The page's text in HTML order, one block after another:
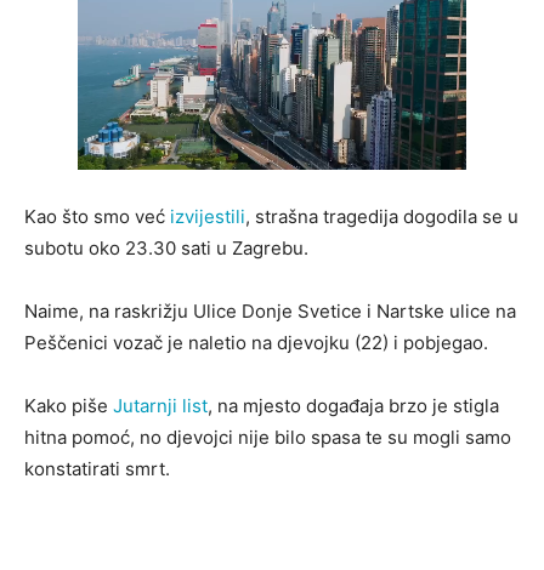
Kao što smo već izvijestili, strašna tragedija dogodila se u
subotu oko 23.30 sati u Zagrebu.
Naime, na raskrižju Ulice Donje Svetice i Nartske ulice na
Peščenici vozač je naletio na djevojku (22) i pobjegao.
Kako piše Jutarnji list, na mjesto događaja brzo je stigla
hitna pomoć, no djevojci nije bilo spasa te su mogli samo
konstatirati smrt.